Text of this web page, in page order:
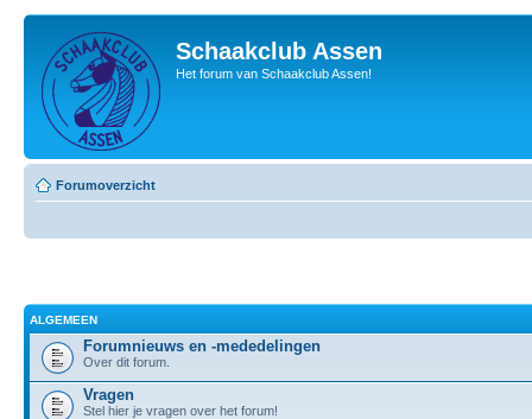
Schaakclub Assen
Het forum van Schaakclub Assen!
Forumoverzicht
ALGEMEEN
Forumnieuws en -mededelingen
Over dit forum.
Vragen
Stel hier je vragen over het forum!